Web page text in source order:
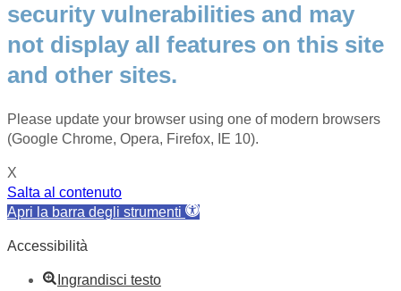
security vulnerabilities and may
not display all features on this site
and other sites.
Please update your browser using one of modern browsers
(Google Chrome, Opera, Firefox, IE 10).
X
Salta al contenuto
Apri la barra degli strumenti
Accessibilità
Ingrandisci testo